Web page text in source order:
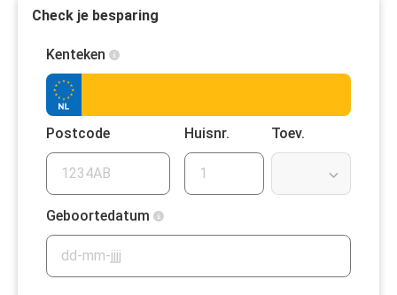
Check je besparing
Kenteken
Postcode Huisnr. Toev.
Geboortedatum